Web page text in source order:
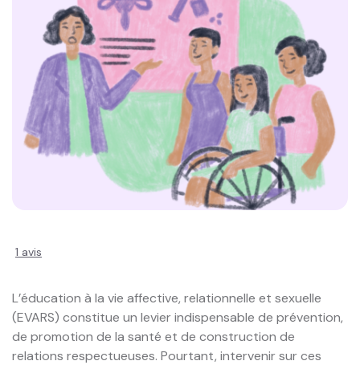
1 avis
L’éducation à la vie affective, relationnelle et sexuelle
(EVARS) constitue un levier indispensable de prévention,
de promotion de la santé et de construction de
relations respectueuses. Pourtant, intervenir sur ces